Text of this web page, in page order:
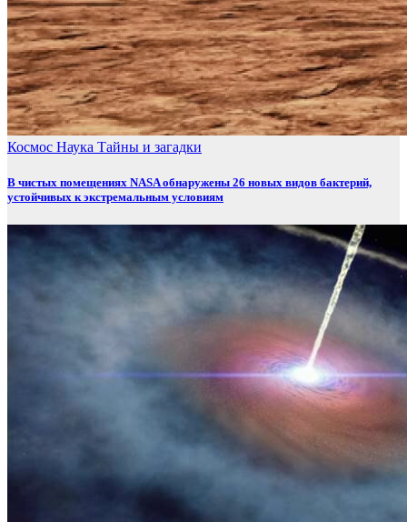
Космос Наука Тайны и загадки
В чистых помещениях NASA обнаружены 26 новых видов бактерий,
устойчивых к экстремальным условиям